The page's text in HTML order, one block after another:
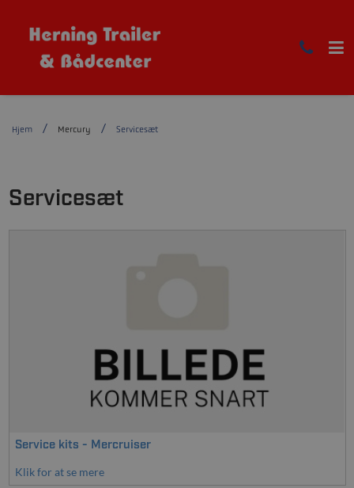
Hjem Mercury Servicesæt
Servicesæt
Service kits - Mercruiser
Klik for at se mere